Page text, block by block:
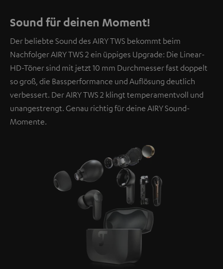
personenbezogene Daten an Drittplattformen
übermittelt werden.Weitere Informationen sind in der
Datenschutzerklärung unter I zu finden.
Sound für deinen Moment!
Der beliebte Sound des AIRY TWS bekommt beim
Nachfolger AIRY TWS 2 ein üppiges Upgrade: Die Linear-
HD-Töner sind mit jetzt 10 mm Durchmesser fast doppelt
so groß, die Bassperformance und Auflösung deutlich
verbessert. Der AIRY TWS 2 klingt temperamentvoll und
unangestrengt. Genau richtig für deine AIRY Sound-
Momente.